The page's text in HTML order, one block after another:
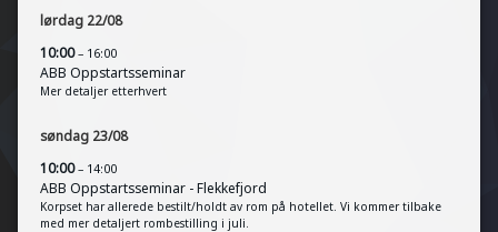
lørdag 22/08
10:00– 16:00
ABB Oppstartsseminar
Mer detaljer etterhvert
søndag 23/08
10:00– 14:00
ABB Oppstartsseminar - Flekkefjord
Korpset har allerede bestilt/holdt av rom på hotellet. Vi kommer tilbake
med mer detaljert rombestilling i juli.